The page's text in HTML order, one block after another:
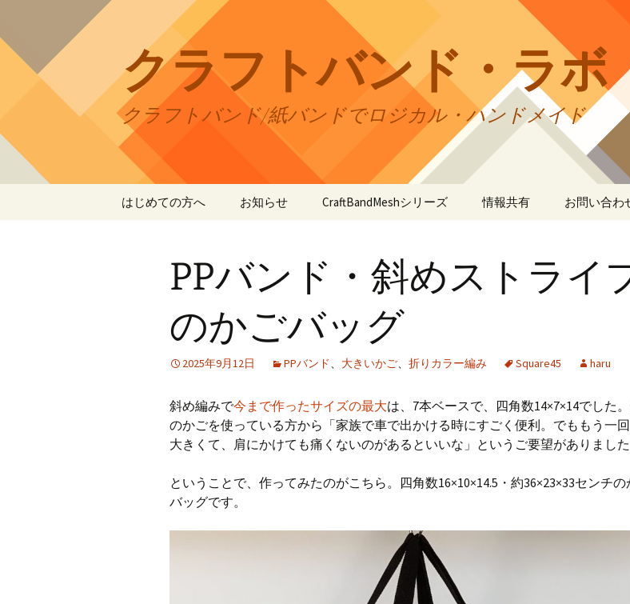
テ
キ
プ
クラフトバンド・ラボ
クラフトバンド/紙バンドでロジカル・ハンドメイド
はじめての方へ お知らせ CraftBandMeshシリーズ
CraftBandMesh出力例
CraftBandSquare45 CraftBandSquare45使用
CraftBandKnot
CraftBandSquare
CbMesh
起動するまで お任せインストール手
データについて
情報共有
ユーザーズフォーラム
お問い合わ
PPバンド・斜めストライ
のかごバッグ
2025年9月12日 PPバンド、 大きいかご、 折りカラー編み Square45 haru
斜め編みで今まで作ったサイズの最大は、7本ベースで、四角数14×7×14でした
のかごを使っている方から「家族で車で出かける時にすごく便利。でももう一回
大きくて、肩にかけても痛くないのがあるといいな」というご要望がありました
ということで、作ってみたのがこちら。四角数16×10×14.5・約36×23×33センチの
バッグです。